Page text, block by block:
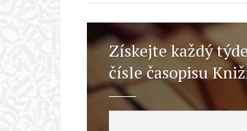
Získejte každý
čísle časopisu